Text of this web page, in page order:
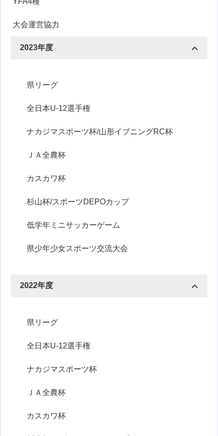
大会運営協力
2023年度
県リーグ
全日本U-12選手権
ナカジマスポーツ杯/山形イブニングRC杯
ＪＡ全農杯
カスカワ杯
杉山杯/スポーツDEPOカップ
低学年ミニサッカーゲーム
県少年少女スポーツ交流大会
2022年度
県リーグ
全日本U-12選手権
ナカジマスポーツ杯
ＪＡ全農杯
カスカワ杯